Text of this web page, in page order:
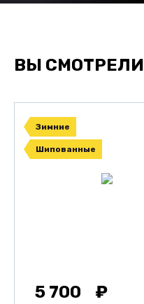
ВЫ СМОТРЕЛИ
Зимние
Шипованные
5 700